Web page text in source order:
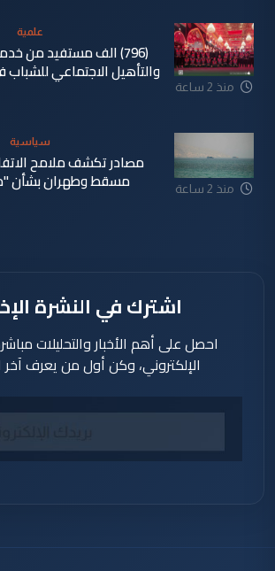
منذ 2 ساعة
علمية
(796) الف مستفيد من
والتأهيل الاجتماعي للشباب
منذ 2 ساعة
سياسية
مصادر تكشف ملامح
مسقط وطهران بشأن
اشترك في النشرة
احصل على أهم الأخبار والتحليلات
الإلكتروني، وكن أول من يعرف آخر